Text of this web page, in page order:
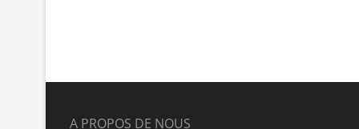
A PROPOS DE NOUS